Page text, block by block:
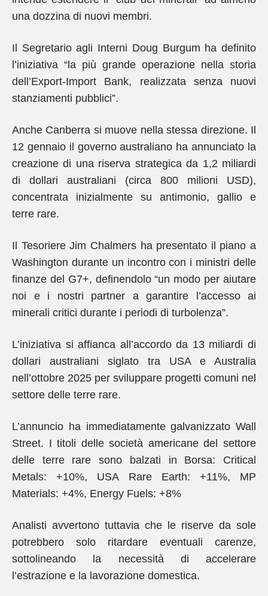
una dozzina di nuovi membri.
Il Segretario agli Interni Doug Burgum ha definito
l’iniziativa “la più grande operazione nella storia
dell’Export-Import Bank, realizzata senza nuovi
stanziamenti pubblici”.
Anche Canberra si muove nella stessa direzione. Il
12 gennaio il governo australiano ha annunciato la
creazione di una riserva strategica da 1,2 miliardi
di dollari australiani (circa 800 milioni USD),
concentrata inizialmente su antimonio, gallio e
terre rare.
Il Tesoriere Jim Chalmers ha presentato il piano a
Washington durante un incontro con i ministri delle
finanze del G7+, definendolo “un modo per aiutare
noi e i nostri partner a garantire l’accesso ai
minerali critici durante i periodi di turbolenza”.
L’iniziativa si affianca all’accordo da 13 miliardi di
dollari australiani siglato tra USA e Australia
nell’ottobre 2025 per sviluppare progetti comuni nel
settore delle terre rare.
L’annuncio ha immediatamente galvanizzato Wall
Street. I titoli delle società americane del settore
delle terre rare sono balzati in Borsa: Critical
Metals: +10%, USA Rare Earth: +11%, MP
Materials: +4%, Energy Fuels: +8%
Analisti avvertono tuttavia che le riserve da sole
potrebbero solo ritardare eventuali carenze,
sottolineando la necessità di accelerare
l’estrazione e la lavorazione domestica.